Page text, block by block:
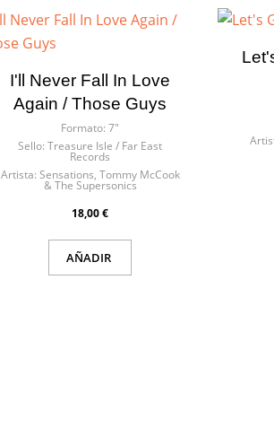
I'll Never Fall In Love
Again / Those Guys
Formato: 7"
Sello: Treasure Isle / Far East
Records
Artista: Sensations, Tommy McCook
& The Supersonics
18,00 €
AÑADIR